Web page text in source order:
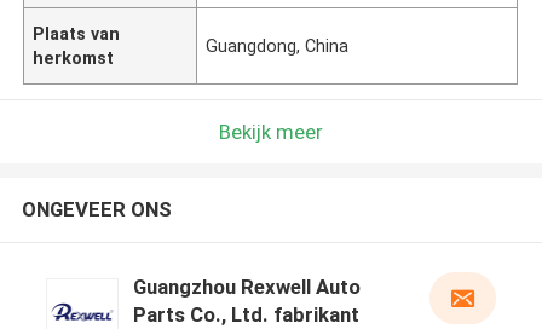
Plaats van
herkomst
Guangdong, China
Bekijk meer
ONGEVEER ONS
Guangzhou Rexwell Auto
Parts Co., Ltd. fabrikant